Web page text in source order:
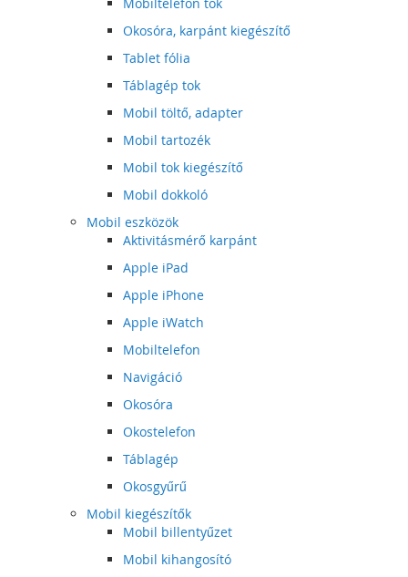
Okosóra, karpánt kiegészítő
Tablet fólia
Táblagép tok
Mobil töltő, adapter
Mobil tartozék
Mobil tok kiegészítő
Mobil dokkoló
Mobil eszközök
Aktivitásmérő karpánt
Apple iPad
Apple iPhone
Apple iWatch
Mobiltelefon
Navigáció
Okosóra
Okostelefon
Táblagép
Okosgyűrű
Mobil kiegészítők
Mobil billentyűzet
Mobil kihangosító